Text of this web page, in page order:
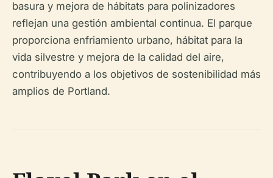
basura y mejora de hábitats para polinizadores
reflejan una gestión ambiental continua. El parque
proporciona enfriamiento urbano, hábitat para la
vida silvestre y mejora de la calidad del aire,
contribuyendo a los objetivos de sostenibilidad más
amplios de Portland.